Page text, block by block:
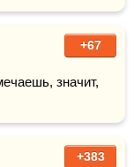
+67
значит,
+383